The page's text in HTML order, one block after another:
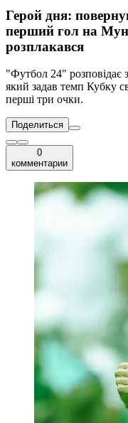
Герой дня:
перший гол на
розплакався
"Футбол 24" розповідає
який задав темп Кубку
перші три очки.
Поделиться
0
комментарии